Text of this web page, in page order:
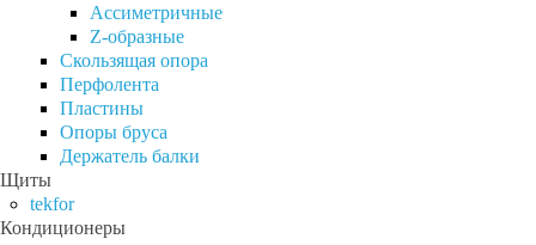
Ассиметричные
Z-образные
Скользящая опора
Перфолента
Пластины
Опоры бруса
Держатель балки
Щиты
tekfor
Кондиционеры